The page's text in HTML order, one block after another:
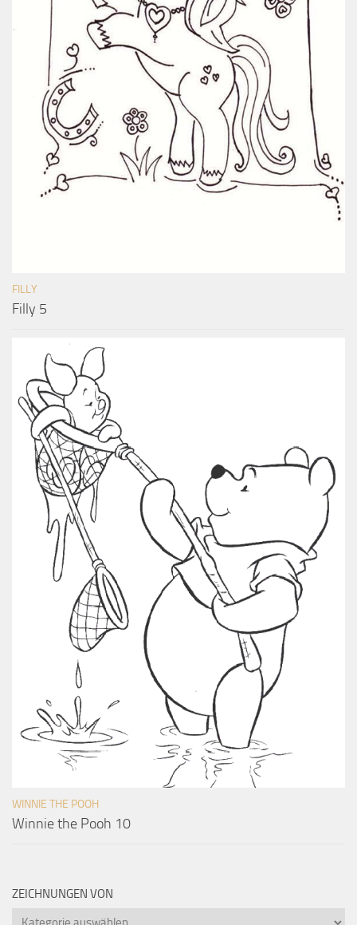
FILLY
Filly 5
WINNIE THE POOH
Winnie the Pooh 10
ZEICHNUNGEN VON
Zeichnungen